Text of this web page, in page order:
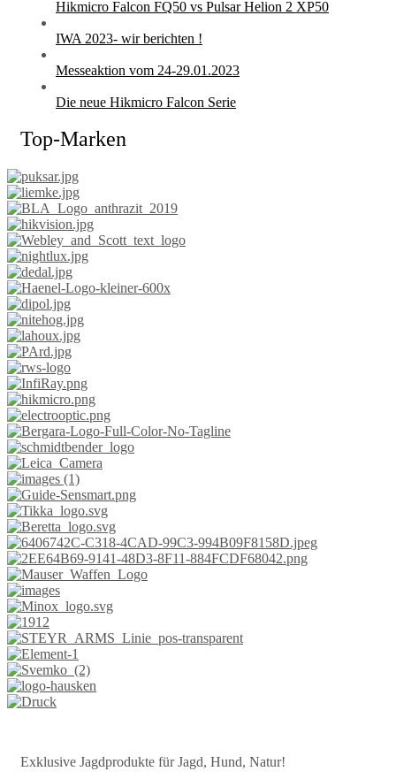
Hikmicro Falcon FQ50 vs Pulsar Helion 2 XP50
IWA 2023- wir berichten !
Messeaktion vom 24-29.01.2023
Die neue Hikmicro Falcon Serie
Top-Marken
Exklusive Jagdprodukte für Jagd, Hund, Natur!